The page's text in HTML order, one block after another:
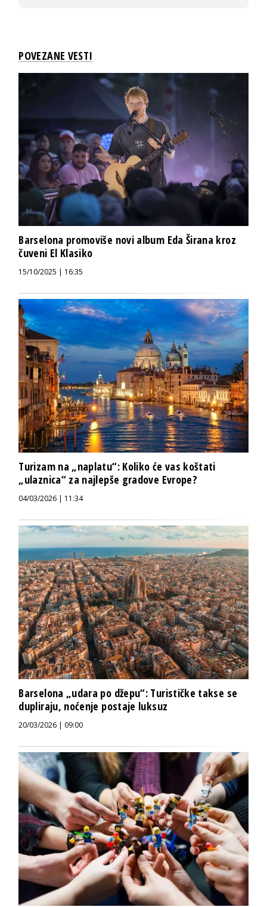
POVEZANE VESTI
Barselona promoviše novi album Eda Širana kroz
čuveni El Klasiko
15/10/2025 | 16:35
Turizam na „naplatu“: Koliko će vas koštati
„ulaznica“ za najlepše gradove Evrope?
04/03/2026 | 11:34
Barselona „udara po džepu“: Turističke takse se
dupliraju, noćenje postaje luksuz
20/03/2026 | 09:00